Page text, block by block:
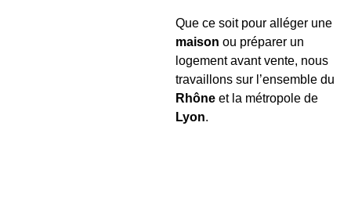
Que ce soit pour alléger une
maison ou préparer un
logement avant vente, nous
travaillons sur l’ensemble du
Rhône et la métropole de
Lyon.